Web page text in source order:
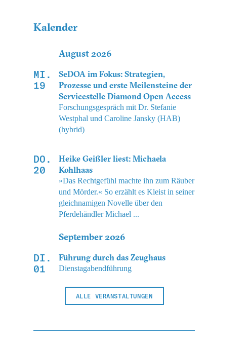
Kalender
August 2026
MI.
19
SeDOA im Fokus: Strategien,
Prozesse und erste Meilensteine der
Servicestelle Diamond Open Access
Forschungsgespräch mit Dr. Stefanie
Westphal und Caroline Jansky (HAB)
(hybrid)
DO.
20
Heike Geißler liest: Michaela
Kohlhaas
»Das Rechtgefühl machte ihn zum Räuber
und Mörder.« So erzählt es Kleist in seiner
gleichnamigen Novelle über den
Pferdehändler Michael ...
September 2026
DI.
01
Führung durch das Zeughaus
Dienstagabendführung
ALLE VERANSTALTUNGEN